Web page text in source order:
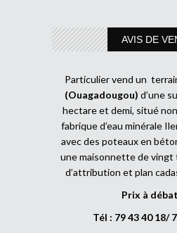
AVIS DE
Particulier vend un
(Ouagadougou) d’une
hectare et demi, situé
fabrique d’eau minérale
avec des poteaux en
une maisonnette de
d’attribution et plan
Prix à
Tél : 79 43 40 18/